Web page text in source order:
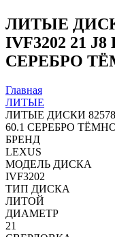
ЛИТЫЕ
IVF3202 21 J8
СЕРЕБРО
Главная
ЛИТЫЕ
ЛИТЫЕ ДИСКИ 82578
60.1 СЕРЕБРО
БРЕНД
LEXUS
МОДЕЛЬ ДИСКА
IVF3202
ТИП ДИСКА
ЛИТОЙ
ДИАМЕТР
21